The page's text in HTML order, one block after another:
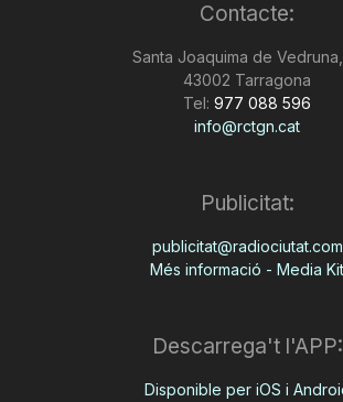
Contacte:
Santa Joaquima de Vedruna,
43002 Tarragona
Tel: 977 088 596
info@rctgn.cat
Publicitat:
publicitat@radiociutat.com
Més informació - Media Kit
Descarrega't l'APP:
Disponible per iOS i